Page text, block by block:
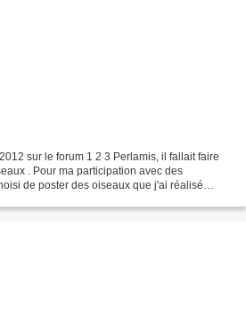
sur le forum 1 2 3 Perlamis, il fallait faire
. Pour ma participation avec des
de poster des oiseaux que j'ai réalisé